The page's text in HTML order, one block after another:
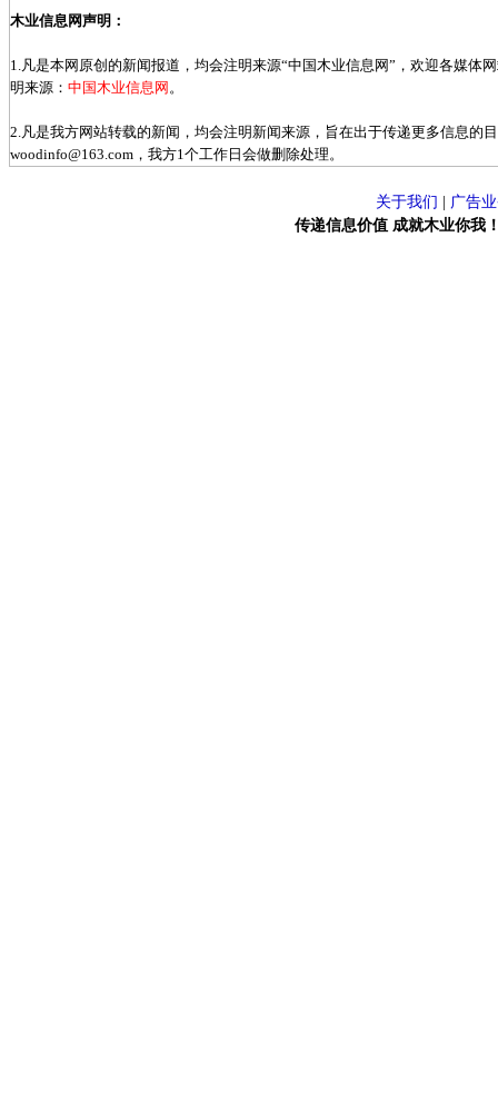
木业信息网声明：
1.凡是本网原创的新闻报道，均会注明来源“中国木业信息网”，欢迎各媒体
明来源： 中国木业信息网 。
2.凡是我方网站转载的新闻，均会注明新闻来源，旨在出于传递更多信息的
woodinfo@163.com，我方1个工作日会做删除处理。
关于我们
广告
传递信息价值 成就木业你我